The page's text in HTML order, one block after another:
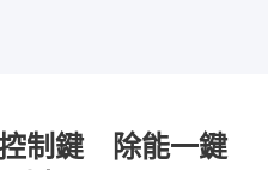
制鍵 除能一鍵